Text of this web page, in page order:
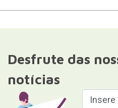
Desfrute das
notícias